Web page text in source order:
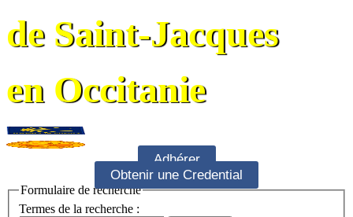
de Saint-Jacques
en Occitanie
Adhérer
Obtenir une Credential
Formulaire de recherche
Termes de la recherche :